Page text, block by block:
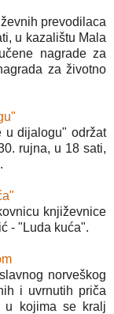
prevodilaca
u kazalištu Mala
nagrade za
za životno
u dijalogu" održat
rujna, u 18 sati,
književnice
- "Luda kuća".
norveškog
i uvrnutih priča
u kojima se kralj